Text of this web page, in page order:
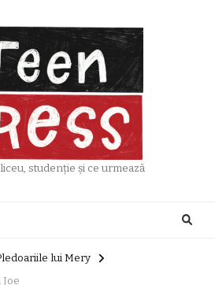
studenție și ce urmează
lui Mery